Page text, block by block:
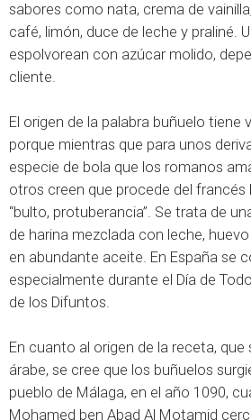
sabores como nata, crema de
café, limón, duce de leche y praliné.
espolvorean con azúcar molido,
cliente.
El origen de la palabra buñuelo tiene
porque mientras que para unos
especie de bola que los romanos
otros creen que procede del francés
“bulto, protuberancia”. Se trata de
de harina mezclada con leche,
en abundante aceite. En España se
especialmente durante el Día de
de los Difuntos.
En cuanto al origen de la receta, que
árabe, se cree que los buñuelos
pueblo de Málaga, en el año 1090,
Mohamed ben Abad Al Motamid